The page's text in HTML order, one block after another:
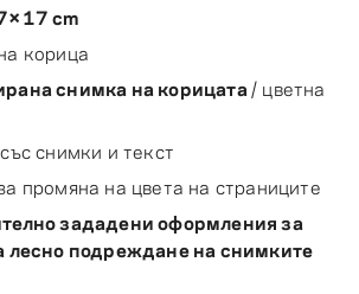
cm
корица
снимка на корицата / цветна
снимки и текст
промяна на цвета на страниците
зададени оформления за
лесно подреждане на снимките